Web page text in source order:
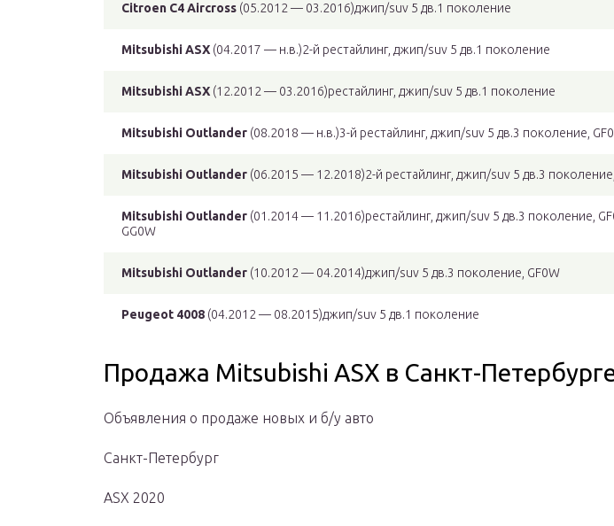
Citroen C4 Aircross (05.2012 — 03.2016)джип/suv 5 дв.1 поколение
Mitsubishi ASX (04.2017 — н.в.)2-й рестайлинг, джип/suv 5 дв.1 поколение
Mitsubishi ASX (12.2012 — 03.2016)рестайлинг, джип/suv 5 дв.1 поколение
Mitsubishi Outlander (08.2018 — н.в.)3-й рестайлинг, джип/suv 5 дв.3 поколение,
Mitsubishi Outlander (06.2015 — 12.2018)2-й рестайлинг, джип/suv 5 дв.3
Mitsubishi Outlander (01.2014 — 11.2016)рестайлинг, джип/suv 5 дв.3 поколение,
GG0W
Mitsubishi Outlander (10.2012 — 04.2014)джип/suv 5 дв.3 поколение, GF0W
Peugeot 4008 (04.2012 — 08.2015)джип/suv 5 дв.1 поколение
Продажа Mitsubishi ASX в Санкт-
Объявления о продаже новых и б/у авто
Санкт-Петербург
ASX 2020